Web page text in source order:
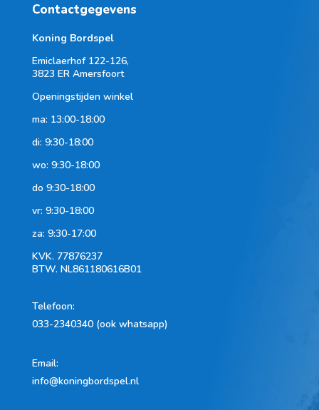
Contactgegevens
Koning Bordspel
Emiclaerhof 122-126,
3823 ER Amersfoort
Openingstijden winkel
ma: 13:00-18:00
di: 9:30-18:00
wo: 9:30-18:00
do 9:30-18:00
vr: 9:30-18:00
za: 9:30-17:00
KVK. 77876237
BTW. NL861180616B01
Telefoon:
033-2340340 (ook whatsapp)
Email:
info@koningbordspel.nl